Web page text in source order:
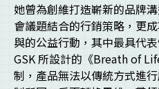
她曾為創維打造嶄新的品牌
會議題結合的行銷策略，更
與的公益行動，其中最具代
GSK 所設計的《Breath of
制，產品無法以傳統方式進